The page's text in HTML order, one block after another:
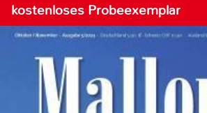
kostenloses Probeexemplar